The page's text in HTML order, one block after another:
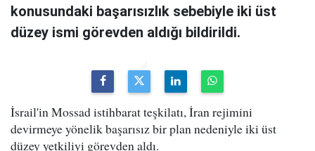
konusundaki başarısızlık sebebiyle iki üst
düzey ismi görevden aldığı bildirildi.
İsrail'in Mossad istihbarat teşkilatı, İran rejimini
devirmeye yönelik başarısız bir plan nedeniyle iki üst
düzey yetkiliyi görevden aldı.